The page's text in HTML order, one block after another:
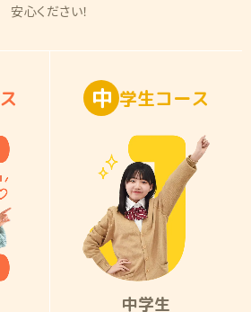
安心ください！
ス 中 学生コース
中学生